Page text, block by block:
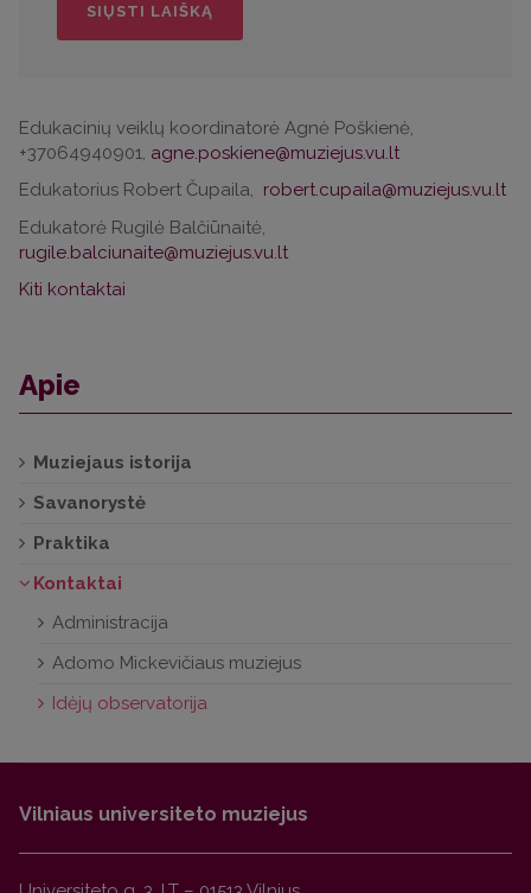
SIŲSTI LAIŠKĄ
Edukacinių veiklų koordinatorė Agnė Poškienė,
+37064940901,
Edukatorius Robert Čupaila,
Edukatorė Rugilė Balčiūnaitė,
Kiti kontaktai
Apie
Muziejaus istorija
Savanorystė
Praktika
Kontaktai
Administracija
Adomo Mickevičiaus muziejus
Idėjų observatorija
Vilniaus universiteto muziejus